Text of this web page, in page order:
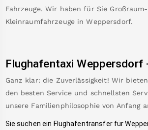
Fahrzeuge. Wir haben für Sie
Kleinraumfahrzeuge in Weppersdorf.
Flughafentaxi Weppersdorf
Ganz klar: die Zuverlässigkeit! Wir
den besten Service und schnellsten
unsere Familienphilosophie von Anfang
Sie suchen ein Flughafentransfer für